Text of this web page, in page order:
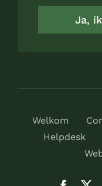
Ja,
Welkom
Helpdesk